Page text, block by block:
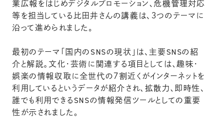
業広報をはじめデジタルプロモーション、危機管理対応
等を担当している比田井さんの講義は、３つのテーマに
沿って進められました。
最初のテーマ「国内のSNSの現状」は、主要SNSの紹
介と解説。文化・芸術に関連する項目としては、趣味・
娯楽の情報収取に全世代の７割近くがインターネットを
利用しているというデータが紹介され、拡散力、即時性、
誰でも利用できるSNSの情報発信ツールとしての重要
性が示されました。